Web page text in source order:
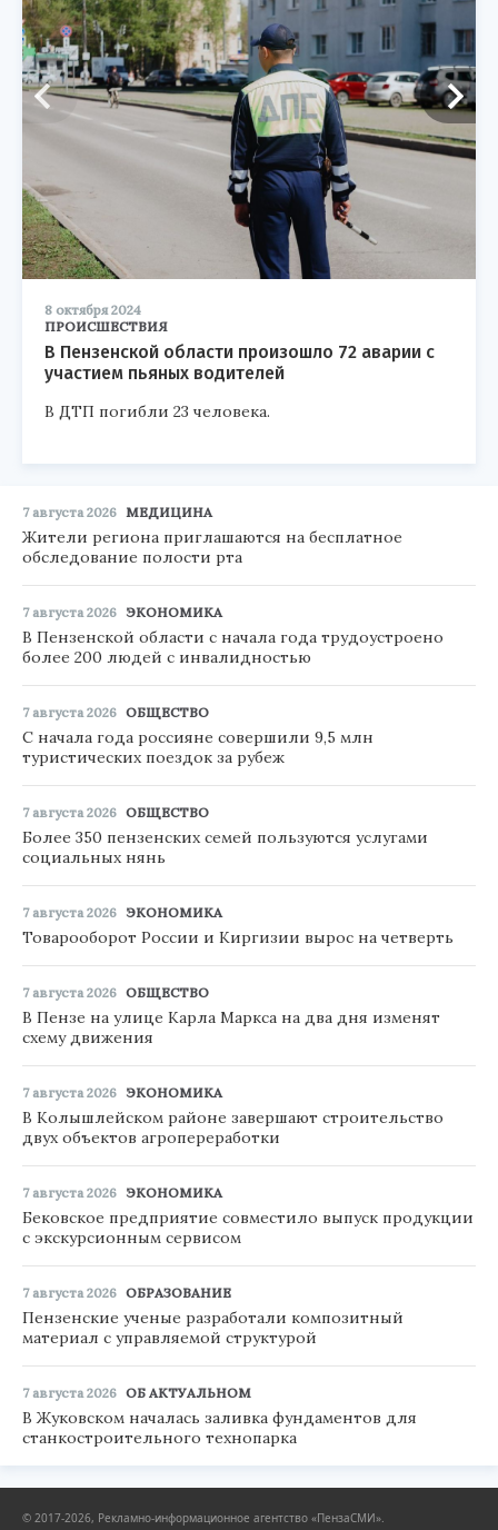
8 октября 2024
ПРОИСШЕСТВИЯ
В Пензенской области произошло 72 аварии с
участием пьяных водителей
В ДТП погибли 23 человека.
7 августа 2026 МЕДИЦИНА
Жители региона приглашаются на бесплатное
обследование полости рта
7 августа 2026 ЭКОНОМИКА
В Пензенской области с начала года трудоустроено
более 200 людей с инвалидностью
7 августа 2026 ОБЩЕСТВО
С начала года россияне совершили 9,5 млн
туристических поездок за рубеж
7 августа 2026 ОБЩЕСТВО
Более 350 пензенских семей пользуются услугами
социальных нянь
7 августа 2026 ЭКОНОМИКА
Товарооборот России и Киргизии вырос на четверть
7 августа 2026 ОБЩЕСТВО
В Пензе на улице Карла Маркса на два дня изменят
схему движения
7 августа 2026 ЭКОНОМИКА
В Колышлейском районе завершают строительство
двух объектов агропереработки
7 августа 2026 ЭКОНОМИКА
Бековское предприятие совместило выпуск продукции
с экскурсионным сервисом
7 августа 2026 ОБРАЗОВАНИЕ
Пензенские ученые разработали композитный
материал с управляемой структурой
7 августа 2026 ОБ АКТУАЛЬНОМ
В Жуковском началась заливка фундаментов для
станкостроительного технопарка
© 2017-2026, Рекламно-информационное агентство «ПензаСМИ».